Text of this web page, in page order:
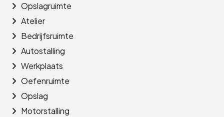
Opslagruimte
Atelier
Bedrijfsruimte
Autostalling
Werkplaats
Oefenruimte
Opslag
Motorstalling